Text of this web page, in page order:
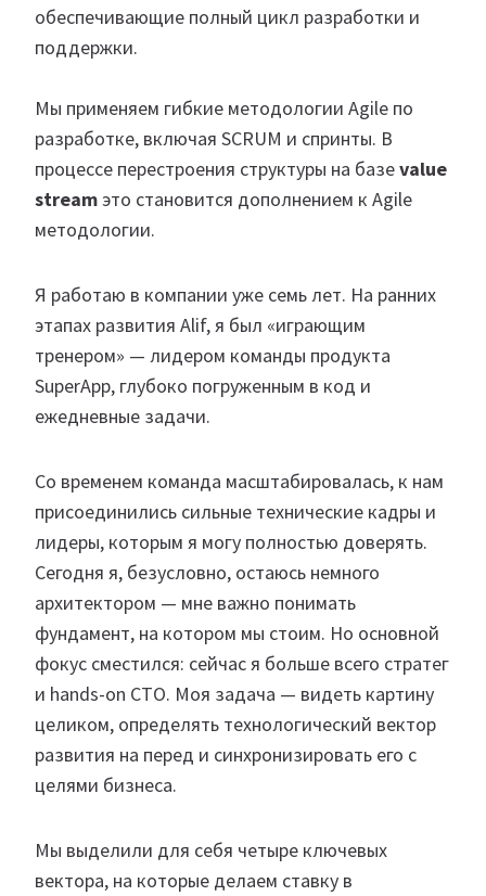
обеспечивающие полный цикл разработки и
поддержки.
Мы применяем гибкие методологии Agile по
разработке, включая SCRUM и спринты. В
процессе перестроения структуры на базеvalue
streamэто становится дополнением к Agile
методологии.
Я работаю в компании уже семь лет. На ранних
этапах развития Alif, я был «играющим
тренером» — лидером команды продукта
SuperApp, глубоко погруженным в код и
ежедневные задачи.
Со временем команда масштабировалась, к нам
присоединились сильные технические кадры и
лидеры, которым я могу полностью доверять.
Сегодня я, безусловно, остаюсь немного
архитектором — мне важно понимать
фундамент, на котором мы стоим. Но основной
фокус сместился: сейчас я больше всего стратег
и hands-on CTO. Моя задача — видеть картину
целиком, определять технологический вектор
развития на перед и синхронизировать его с
целями бизнеса.
Мы выделили для себя четыре ключевых
вектора, на которые делаем ставку в